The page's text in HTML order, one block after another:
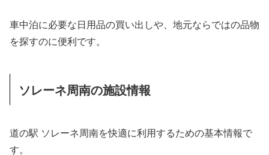
車中泊に必要な日用品の買い出しや、地元ならではの品物
を探すのに便利です。
ソレーネ周南の施設情報
道の駅 ソレーネ周南を快適に利用するための基本情報で
す。